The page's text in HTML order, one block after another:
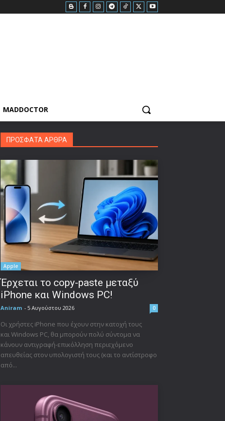
MADDOCTOR
ΠΡΟΣΦΑΤΑ ΑΡΘΡΑ
Apple
Έρχεται το copy-paste μεταξύ
iPhone και Windows PC!
Aniram - 5 Αυγούστου 2026 0
Οι χρήστες iPhone που έχουν στην κατοχή τους
και Windows PC, θα μπορούν πολύ σύντομα να
κάνουν αντιγραφή-επικόλληση περιεχόμενο
απευθείας στον υπολογιστή τους (και το αντίστροφο
από...